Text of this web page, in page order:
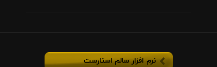
نرم افزار سالم استارست